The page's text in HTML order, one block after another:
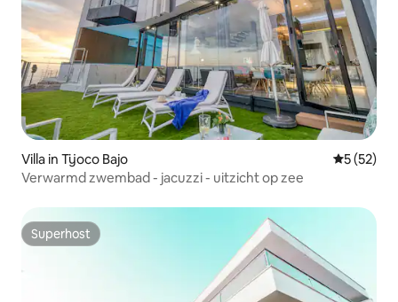
Villa in Tijoco Bajo
5 (52)
Verwarmd zwembad - jacuzzi - uitzicht op zee
Superhost
Superhost